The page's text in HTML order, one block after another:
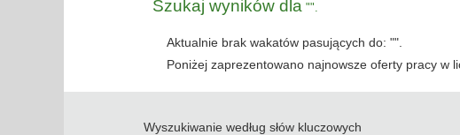
Szukaj wyników dla "".
Aktualnie brak wakatów pasujących do: "".
Poniżej zaprezentowano najnowsze oferty pracy w
Wyszukiwanie według słów kluczowych